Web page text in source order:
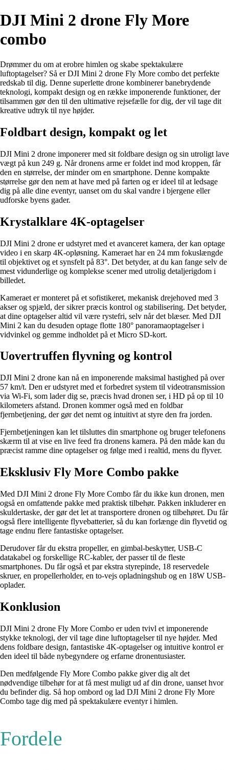
DJI Mini 2 drone Fly More
combo
Drømmer du om at erobre himlen og skabe spektakulære
luftoptagelser? Så er DJI Mini 2 drone Fly More combo det perfekte
redskab til dig. Denne superlette drone kombinerer banebrydende
teknologi, kompakt design og en række imponerende funktioner, der
tilsammen gør den til den ultimative rejsefælle for dig, der vil tage dit
kreative udtryk til nye højder.
Foldbart design, kompakt og let
DJI Mini 2 drone imponerer med sit foldbare design og sin utroligt lave
vægt på kun 249 g. Når dronens arme er foldet ind mod kroppen, får
den en størrelse, der minder om en smartphone. Denne kompakte
størrelse gør den nem at have med på farten og er ideel til at ledsage
dig på alle dine eventyr, uanset om du skal vandre i bjergene eller
udforske byens gader.
Krystalklare 4K-optagelser
DJI Mini 2 drone er udstyret med et avanceret kamera, der kan optage
video i en skarp 4K-opløsning. Kameraet har en 24 mm fokuslængde
til objektivet og et synsfelt på 83°. Det betyder, at du kan fange selv de
mest vidunderlige og komplekse scener med utrolig detaljerigdom i
billedet.
Kameraet er monteret på et sofistikeret, mekanisk drejehoved med 3
akser og spjæld, der sikrer præcis kontrol og stabilisering. Det betyder,
at dine optagelser altid vil være rystefri, selv når det blæser. Med DJI
Mini 2 kan du desuden optage flotte 180° panoramaoptagelser i
vidvinkel og gemme indholdet på et Micro SD-kort.
Uovertruffen flyvning og kontrol
DJI Mini 2 drone kan nå en imponerende maksimal hastighed på over
57 km/t. Den er udstyret med et forbedret system til videotransmission
via Wi-Fi, som lader dig se, præcis hvad dronen ser, i HD på op til 10
kilometers afstand. Dronen kommer også med en foldbar
fjernbetjening, der gør det nemt og intuitivt at styre den fra jorden.
Fjernbetjeningen kan let tilsluttes din smartphone og bruger telefonens
skærm til at vise en live feed fra dronens kamera. På den måde kan du
præcist ramme dine optagelser og følge med i realtid, mens du flyver.
Eksklusiv Fly More Combo pakke
Med DJI Mini 2 drone Fly More Combo får du ikke kun dronen, men
også en omfattende pakke med praktisk tilbehør. Pakken inkluderer en
skuldertaske, der gør det let at transportere dronen og tilbehøret. Du får
også flere intelligente flyvebatterier, så du kan forlænge din flyvetid og
tage endnu flere fantastiske optagelser.
Derudover får du ekstra propeller, en gimbal-beskytter, USB-C
datakabel og forskellige RC-kabler, der passer til de fleste
smartphones. Du får også et par ekstra styrepinde, 18 reservedele
skruer, en propellerholder, en to-vejs opladningshub og en 18W USB-
oplader.
Konklusion
DJI Mini 2 drone Fly More Combo er uden tvivl et imponerende
stykke teknologi, der vil tage dine luftoptagelser til nye højder. Med
dens foldbare design, fantastiske 4K-optagelser og intuitive kontrol er
den ideel til både nybegyndere og erfarne dronentusiaster.
Den medfølgende Fly More Combo pakke giver dig alt det
nødvendige tilbehør for at få mest muligt ud af din drone, uanset hvor
du befinder dig. Så hop ombord og lad DJI Mini 2 drone Fly More
Combo tage dig med på spektakulære eventyr i himlen.
Fordele